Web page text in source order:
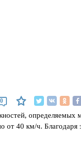
0
40 км/ч. Благодаря